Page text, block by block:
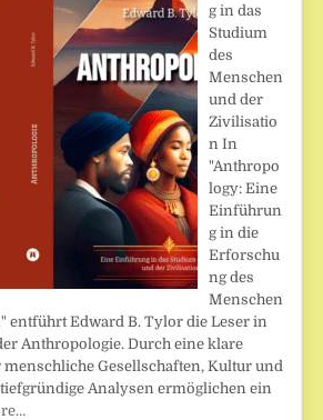
g in das
Studium
des
Menschen
und der
Zivilisatio
n In
"Anthropo
logy: Eine
Einführun
g in die
Erforschu
ng des
Menschen
entführt Edward B. Tylor die Leser in
Anthropologie. Durch eine klare
menschliche Gesellschaften, Kultur und
Analysen ermöglichen ein